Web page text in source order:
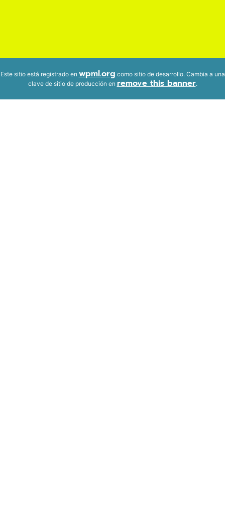
Este sitio está registrado en wpml.org como sitio de desarrollo. Cambia a una
clave de sitio de producción en remove this banner.